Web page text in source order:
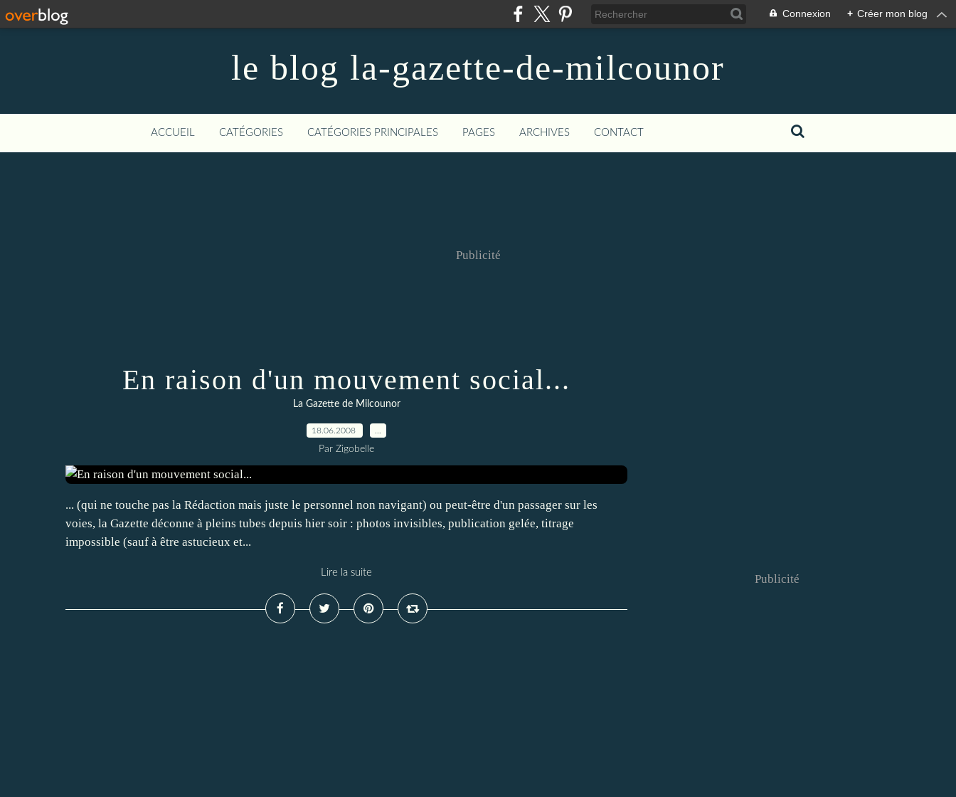
Connexion + Créer mon blog
le blog la-gazette-de-milcounor
ACCUEIL CATÉGORIES CATÉGORIES PRINCIPALES PAGES ARCHIVES CONTACT
Publicité
En raison d'un mouvement social...
La Gazette de Milcounor
18.06.2008
Par Zigobelle
... (qui ne touche pas la Rédaction mais juste le personnel non navigant) ou peut-être d'un passager sur les
voies, la Gazette déconne à pleins tubes depuis hier soir : photos invisibles, publication gelée, titrage
impossible (sauf à être astucieux et...
Lire la suite Publicité